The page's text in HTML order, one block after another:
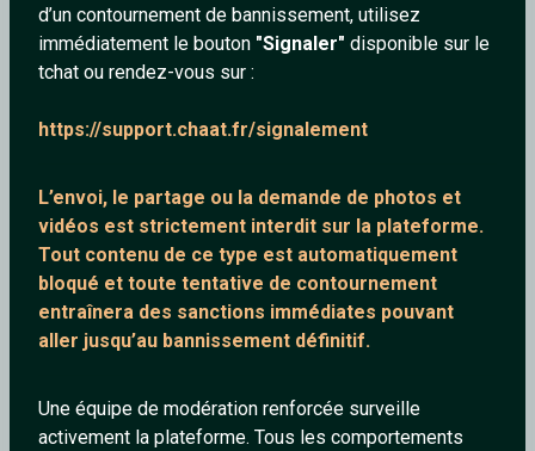
d’un contournement de bannissement, utilisez
immédiatement le bouton "Signaler" disponible sur le
tchat ou rendez-vous sur :
https://support.chaat.fr/signalement
L’envoi, le partage ou la demande de photos et
vidéos est strictement interdit sur la plateforme.
Tout contenu de ce type est automatiquement
bloqué et toute tentative de contournement
entraînera des sanctions immédiates pouvant
aller jusqu’au bannissement définitif.
Une équipe de modération renforcée surveille
activement la plateforme. Tous les comportements
Slash mordecai
Kissmeidiot
86 ans
Yoshi
33 ans